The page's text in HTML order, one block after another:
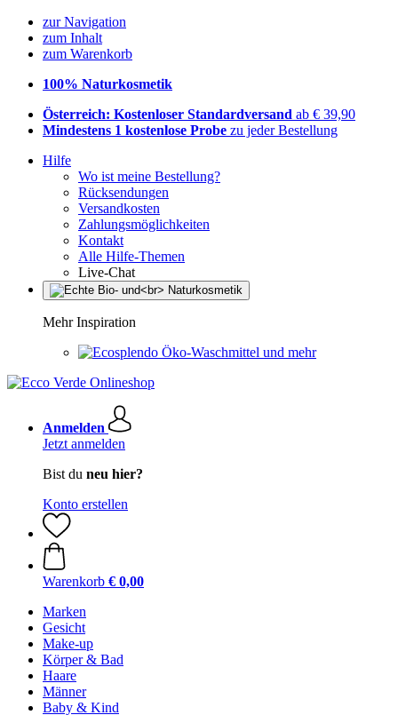
zur Navigation
zum Inhalt
zum Warenkorb
100% Naturkosmetik
Österreich: Kostenloser Standardversand ab € 39,90
Mindestens 1 kostenlose Probe zu jeder Bestellung
Hilfe
Wo ist meine Bestellung?
Rücksendungen
Versandkosten
Zahlungsmöglichkeiten
Kontakt
Alle Hilfe-Themen
Live-Chat
Mehr Inspiration
Öko-Waschmittel und mehr
Anmelden
Jetzt anmelden
Bist du neu hier?
Konto erstellen
Warenkorb € 0,00
Marken
Gesicht
Make-up
Körper & Bad
Haare
Männer
Baby & Kind